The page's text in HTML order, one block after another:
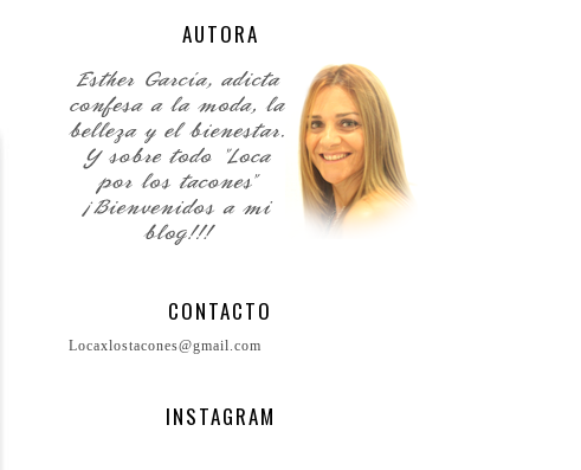
AUTORA
CONTACTO
Locaxlostacones@gmail.com
INSTAGRAM